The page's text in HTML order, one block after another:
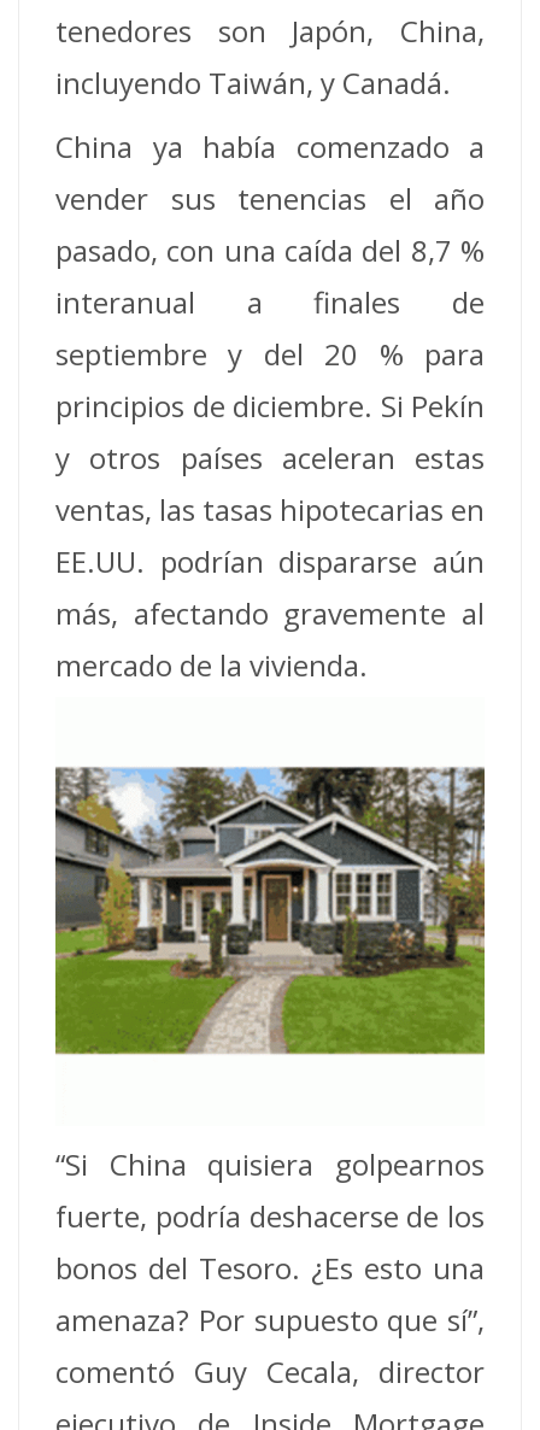
tenedores son Japón, China,
incluyendo Taiwán, y Canadá.
China ya había comenzado a
vender sus tenencias el año
pasado, con una caída del 8,7 %
interanual a finales de
septiembre y del 20 % para
principios de diciembre. Si Pekín
y otros países aceleran estas
ventas, las tasas hipotecarias en
EE.UU. podrían dispararse aún
más, afectando gravemente al
mercado de la vivienda.
“Si China quisiera golpearnos
fuerte, podría deshacerse de los
bonos del Tesoro. ¿Es esto una
amenaza? Por supuesto que sí”,
comentó Guy Cecala, director